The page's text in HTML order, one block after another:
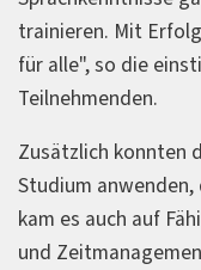
trainieren. Mit
für alle", so die
Teilnehmenden.
Zusätzlich konnten
Studium
kam es auch auf
und